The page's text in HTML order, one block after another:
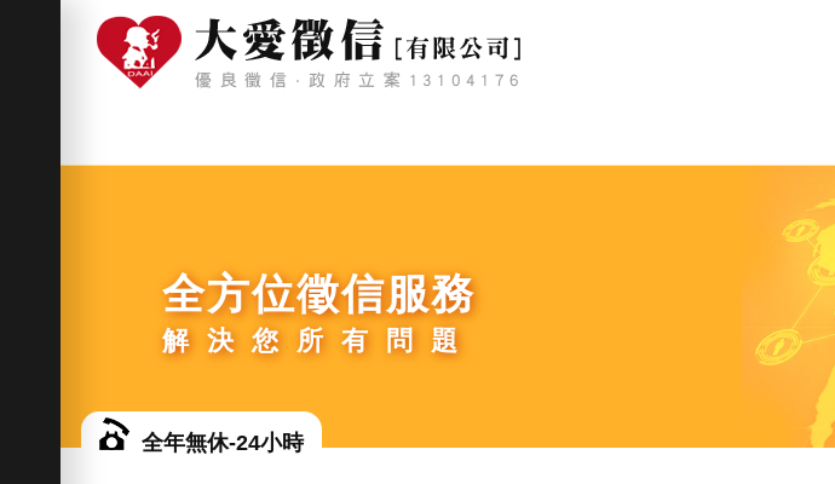
全方位徵信服務
解決您所有問題
全年無休-24小時